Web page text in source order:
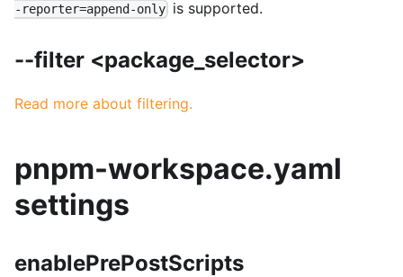
-reporter=append-only is supported.
--filter <package_selector>
Read more about filtering.
pnpm-workspace.yaml
settings
enablePrePostScripts